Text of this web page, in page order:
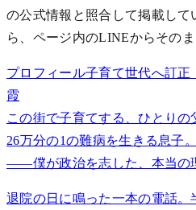
の公式情報と照合して掲載して
ら、ページ内のLINEからそのま
プロフィール子育て世代へ訂正
霞
この街で子育てする、ひとりの
26万分の1の難病を生きる息子。
——僕が政治を志した、本当の
退院の日に鳴った一本の電話